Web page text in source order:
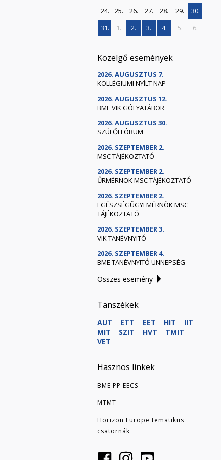
24.
25. 26. 27. 28. 29.
30.
31.
1. 2. 3. 4. 5. 6.
Közelgő események
2026. AUGUSZTUS 7.
KOLLÉGIUMI NYÍLT NAP
2026. AUGUSZTUS 12.
BME VIK GÓLYATÁBOR
2026. AUGUSZTUS 30.
SZÜLŐI FÓRUM
2026. SZEPTEMBER 2.
MSC TÁJÉKOZTATÓ
2026. SZEPTEMBER 2.
ŰRMÉRNÖK MSC TÁJÉKOZTATÓ
2026. SZEPTEMBER 2.
EGÉSZSÉGÜGYI MÉRNÖK MSC
TÁJÉKOZTATÓ
2026. SZEPTEMBER 3.
VIK TANÉVNYITÓ
2026. SZEPTEMBER 4.
BME TANÉVNYITÓ ÜNNEPSÉG
Összes esemény
Tanszékek
AUT ETT EET HIT
IIT
MIT
SZIT HVT
TMIT
VET
Hasznos linkek
BME PP EECS
MTMT
Horizon Europe tematikus
csatornák